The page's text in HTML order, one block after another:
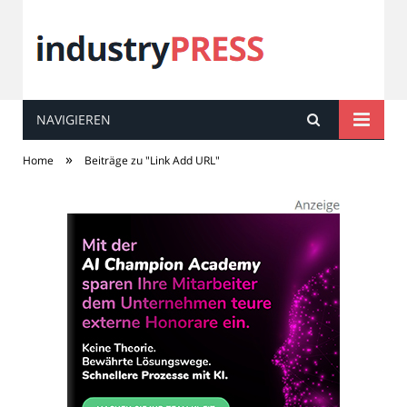
industryPRESS
NAVIGIEREN
Home » Beiträge zu "Link Add URL"